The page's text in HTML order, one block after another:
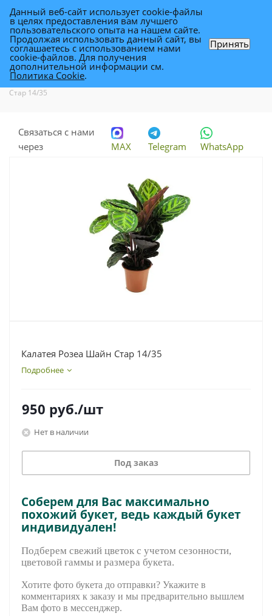
Калатея Розеа Шайн Стар 14/35
Каталог - Растения -
Стар 14/35
Связаться с нами
через
MAX Telegram WhatsApp
Калатея Розеа Шайн Стар 14/35
Подробнее
950 руб./шт
Нет в наличии
Под заказ
Соберем для Вас максимально
похожий букет, ведь каждый букет
индивидуален!
Подберем свежий цветок с учетом сезонности,
цветовой гаммы и размера букета.
Хотите фото букета до отправки? Укажите в
комментариях к заказу и мы предварительно вышлем
Вам фото в мессенджер.
Данный веб-сайт использует cookie-файлы
в целях предоставления вам лучшего
пользовательского опыта на нашем сайте.
Продолжая использовать данный сайт, вы
соглашаетесь с использованием нами
cookie-файлов. Для получения
дополнительной информации см.
Политика Cookie.
Принять